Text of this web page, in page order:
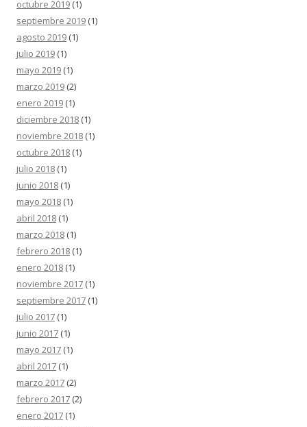
octubre 2019 (1)
septiembre 2019 (1)
agosto 2019 (1)
julio 2019 (1)
mayo 2019 (1)
marzo 2019 (2)
enero 2019 (1)
diciembre 2018 (1)
noviembre 2018 (1)
octubre 2018 (1)
julio 2018 (1)
junio 2018 (1)
mayo 2018 (1)
abril 2018 (1)
marzo 2018 (1)
febrero 2018 (1)
enero 2018 (1)
noviembre 2017 (1)
septiembre 2017 (1)
julio 2017 (1)
junio 2017 (1)
mayo 2017 (1)
abril 2017 (1)
marzo 2017 (2)
febrero 2017 (2)
enero 2017 (1)